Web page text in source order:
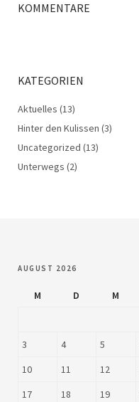
KOMMENTARE
KATEGORIEN
Aktuelles (13)
Hinter den Kulissen (3)
Uncategorized (13)
Unterwegs (2)
AUGUST 2026
M D M
3
4 5
10
11 12
17
18 19